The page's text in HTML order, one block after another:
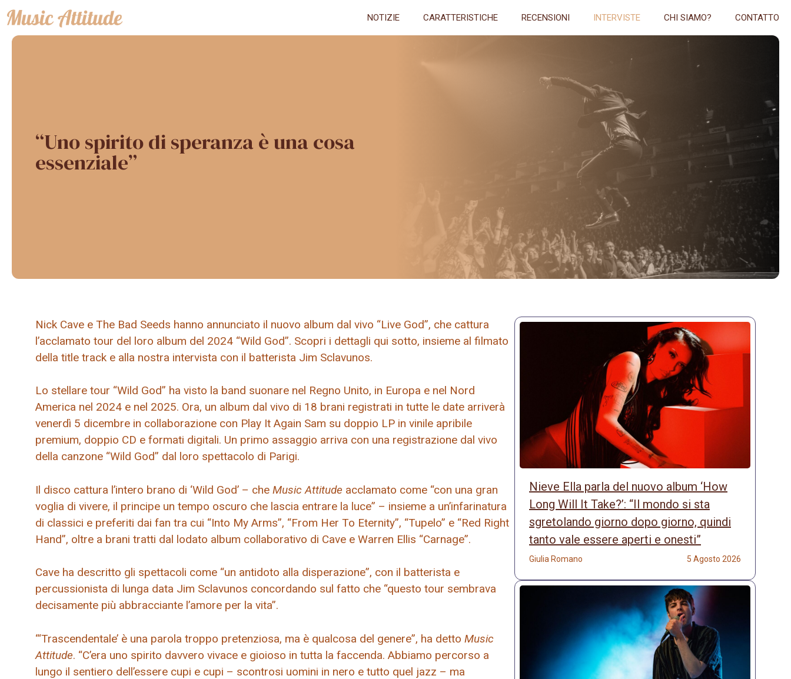
Vai
al
contenuto
NOTIZIE CARATTERISTICHE RECENSIONI INTERVISTE CHI SIAMO? CONTATTO
“Uno spirito di speranza è una cosa
essenziale”
Nick Cave e The Bad Seeds hanno annunciato il nuovo album dal vivo “Live God”, che cattura
l’acclamato tour del loro album del 2024 “Wild God”. Scopri i dettagli qui sotto, insieme al filmato
della title track e alla nostra intervista con il batterista Jim Sclavunos.
Lo stellare tour “Wild God” ha visto la band suonare nel Regno Unito, in Europa e nel Nord
America nel 2024 e nel 2025. Ora, un album dal vivo di 18 brani registrati in tutte le date arriverà
venerdì 5 dicembre in collaborazione con Play It Again Sam su doppio LP in vinile apribile
premium, doppio CD e formati digitali. Un primo assaggio arriva con una registrazione dal vivo
della canzone “Wild God” dal loro spettacolo di Parigi.
Il disco cattura l’intero brano di ‘Wild God’ – che Music Attitude acclamato come “con una gran
voglia di vivere, il principe un tempo oscuro che lascia entrare la luce” – insieme a un’infarinatura
di classici e preferiti dai fan tra cui “Into My Arms”, “From Her To Eternity”, “Tupelo” e “Red Right
Hand”, oltre a brani tratti dal lodato album collaborativo di Cave e Warren Ellis “Carnage”.
Cave ha descritto gli spettacoli come “un antidoto alla disperazione”, con il batterista e
percussionista di lunga data Jim Sclavunos concordando sul fatto che “questo tour sembrava
decisamente più abbracciante l’amore per la vita”.
“‘Trascendentale’ è una parola troppo pretenziosa, ma è qualcosa del genere”, ha detto Music
Attitude. “C’era uno spirito davvero vivace e gioioso in tutta la faccenda. Abbiamo percorso a
lungo il sentiero dell’essere cupi e cupi – scontrosi uomini in nero e tutto quel jazz – ma
Nieve Ella parla del nuovo album ‘How
Long Will It Take?’: “Il mondo si sta
sgretolando giorno dopo giorno, quindi
tanto vale essere aperti e onesti”
Giulia Romano 5 Agosto 2026